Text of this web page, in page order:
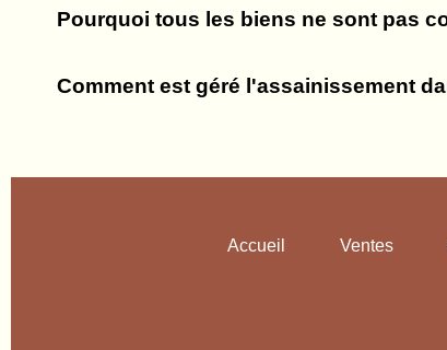
Pourquoi tous les biens ne sont pas
Comment est géré l'assainissement
Accueil Ventes